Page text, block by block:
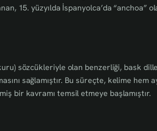
15. yüzyılda İspanyolca’da “anchoa”
sözcükleriyle olan benzerliği, bask
sağlamıştır. Bu süreçte, kelime hem
bir kavramı temsil etmeye başlamıştır.